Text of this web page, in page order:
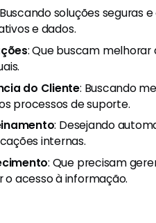
soluções seguras
e dados.
: Que buscam
do Cliente: Buscando
processos de suporte.
: Desejando
internas.
: Que precisam
acesso à informação.